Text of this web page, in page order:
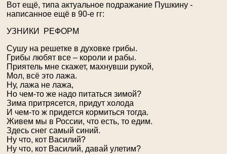
Вот ещё, типа актуальное подражание Пушкину -
написанное ещё в 90-е гг:
УЗНИКИ РЕФОРМ
Сушу на решетке в духовке грибы.
Грибы любят все – короли и рабы.
Приятель мне скажет, махнувши рукой,
Мол, всё это лажа.
Ну, лажа не лажа,
Но чем-то же надо питаться зимой?
Зима притрясется, придут холода
И чем-то ж придется кормиться тогда.
Живем мы в России, что есть, то едим.
Здесь снег самый синий.
Ну что, кот Василий?
Ну что, кот Василий, давай улетим?